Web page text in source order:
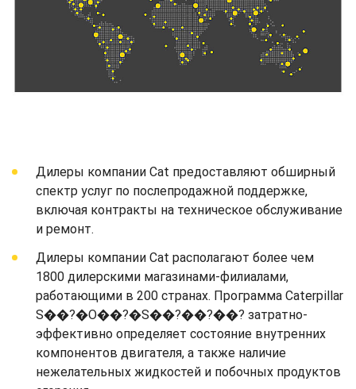
Дилеры компании Cat предоставляют обширный
спектр услуг по послепродажной поддержке,
включая контракты на техническое обслуживание
и ремонт.
Дилеры компании Cat располагают более чем
1800 дилерскими магазинами-филиалами,
работающими в 200 странах. Программа Caterpillar
S��?�O��?�S��?��?��? затратно-
эффективно определяет состояние внутренних
компонентов двигателя, а также наличие
нежелательных жидкостей и побочных продуктов